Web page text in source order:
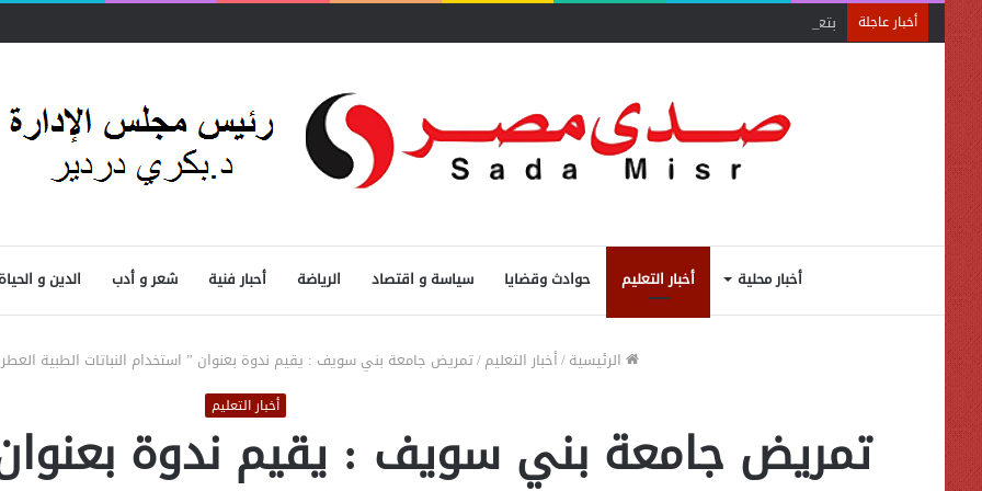
أخبار عاجلة بتعليمات من أيمن العشري.. غرفة القاهرة تنظم ندوة إلكترونية
أخبار محلية أخبار التعليم حوادث وقضايا سياسة و اقتصاد الرياضة أحبار فنية شعر و أدب الدين و الحياة
الرئيسية/أخبار التعليم/تمريض جامعة بني سويف : يقيم ندوة بعنوان ” استخدام النباتات الطبية
أخبار التعليم
تمريض جامعة بني سويف : يقيم ندوة بعنوان